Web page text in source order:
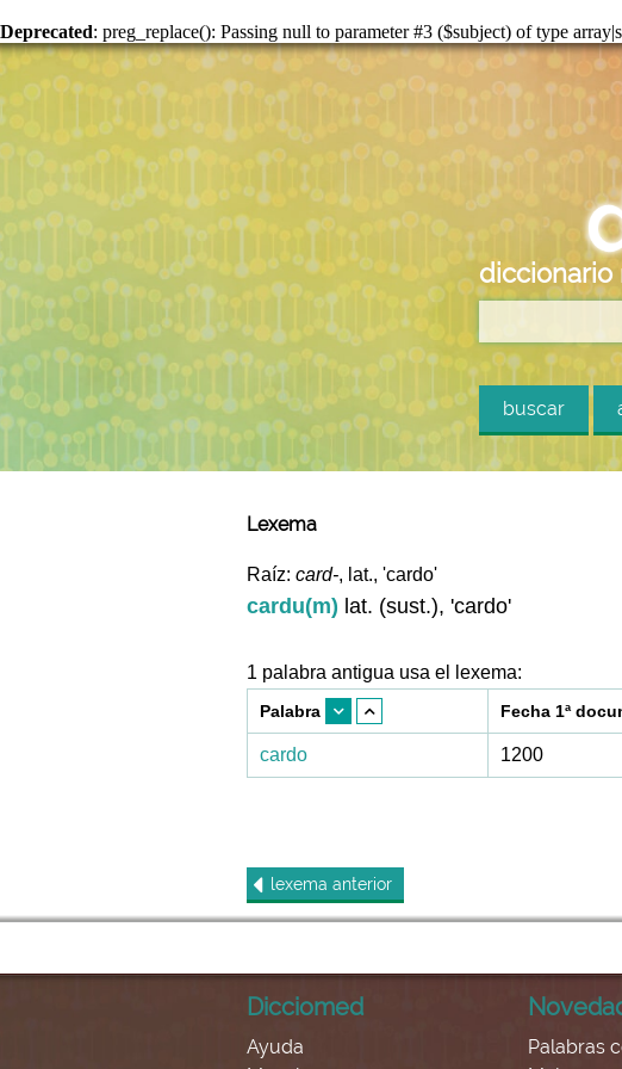
Deprecated: preg_replace(): Passing null to parameter #3 ($subject) of type
diccionario
buscar
Lexema
Raíz: card-, lat., 'cardo'
cardu(m) lat. (sust.), 'cardo'
1 palabra antigua usa el lexema:
Palabra Fecha 1ª
cardo 1200
lexema anterior
Dicciomed
Ayuda
Palabras